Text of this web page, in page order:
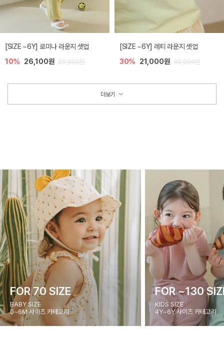
[SIZE ~6Y] 로미나 라운지 셋업
10% 26,100원 29,000원
[SIZE ~6Y] 레티 라운지 셋업
30% 21,000원 30,000원
더보기
FOR 70 SIZE
BABY SIZE
0~6M 사이즈 카테고리
FOR ~130
KIDS SIZE
4Y~6Y 사이즈 카테고리